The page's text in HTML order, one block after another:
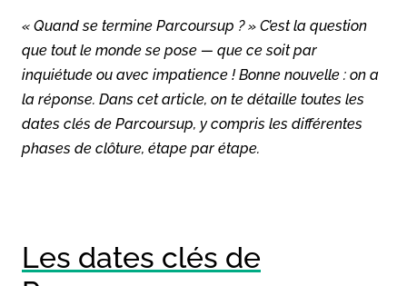
« Quand se termine Parcoursup ? » C’est la question
que tout le monde se pose — que ce soit par
inquiétude ou avec impatience ! Bonne nouvelle : on a
la réponse. Dans cet article, on te détaille toutes les
dates clés de Parcoursup, y compris les différentes
phases de clôture, étape par étape.
Les dates clés de